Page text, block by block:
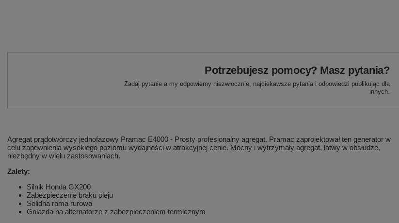
Potrzebujesz pomocy? Masz pytania?
Zadaj pytanie a my odpowiemy niezwłocznie, najciekawsze pytania i odpowiedzi publikując dla
innych.
Agregat prądotwórczy jednofazowy Pramac E4000 - Prosty profesjonalny agregat. Pramac zaprojektował ten generator w
celu zapewnienia wysokiego poziomu wydajności w atrakcyjnej cenie. Mocny i wytrzymały agregat, łatwy w obsłudze,
niezbędny w wielu zastosowaniach.
Zalety:
Silnik Honda GX200
Zabezpieczenie braku oleju
Solidna rama rurowa
Gniazda na alternatorze z zabezpieczeniem termicznym